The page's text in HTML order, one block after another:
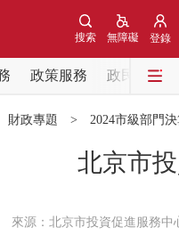
登錄
無障礙
搜索
政策服務
政民互動
財政專題 > 2024市級部門
北京市
來源：北京市投資促進服務中